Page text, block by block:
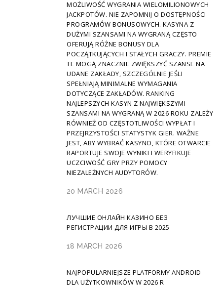
MOŻLIWOŚĆ WYGRANIA WIELOMILIONOWYCH
JACKPOTÓW. NIE ZAPOMNIJ O DOSTĘPNOŚCI
PROGRAMÓW BONUSOWYCH. KASYNA Z
DUŻYMI SZANSAMI NA WYGRANĄ CZĘSTO
OFERUJĄ RÓŻNE BONUSY DLA
POCZĄTKUJĄCYCH I STAŁYCH GRACZY. PREMIE
TE MOGĄ ZNACZNIE ZWIĘKSZYĆ SZANSE NA
UDANE ZAKŁADY, SZCZEGÓLNIE JEŚLI
SPEŁNIAJĄ MINIMALNE WYMAGANIA
DOTYCZĄCE ZAKŁADÓW. RANKING
NAJLEPSZYCH KASYN Z NAJWIĘKSZYMI
SZANSAMI NA WYGRANĄ W 2026 ROKU ZALEŻY
RÓWNIEŻ OD CZĘSTOTLIWOŚCI WYPŁAT I
PRZEJRZYSTOŚCI STATYSTYK GIER. WAŻNE
JEST, ABY WYBRAĆ KASYNO, KTÓRE OTWARCIE
RAPORTUJE SWOJE WYNIKI I WERYFIKUJE
UCZCIWOŚĆ GRY PRZY POMOCY
NIEZALEŻNYCH AUDYTORÓW.
20 MARCH 2026
ЛУЧШИЕ ОНЛАЙН КАЗИНО БЕЗ
РЕГИСТРАЦИИ ДЛЯ ИГРЫ В 2025
18 MARCH 2026
NAJPOPULARNIEJSZE PLATFORMY ANDROID
DLA UŻYTKOWNIKÓW W 2026 R